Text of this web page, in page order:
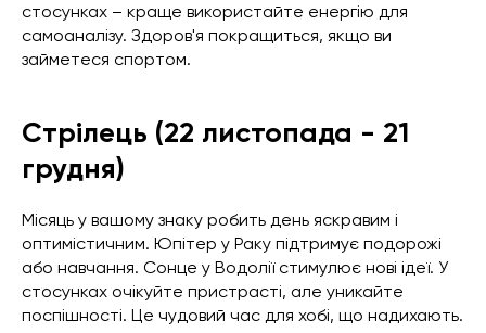
стосунках – краще використайте енергію для
самоаналізу. Здоров'я покращиться, якщо ви
займетеся спортом.
Стрілець (22 листопада - 21
грудня)
Місяць у вашому знаку робить день яскравим і
оптимістичним. Юпітер у Раку підтримує подорожі
або навчання. Сонце у Водолії стимулює нові ідеї. У
стосунках очікуйте пристрасті, але уникайте
поспішності. Це чудовий час для хобі, що надихають.